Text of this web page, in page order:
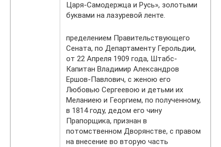
Царя-Самодержца и Русь», золотыми
буквами на лазуревой ленте.
пределением Правительствующего
Сената, по Департаменту Герольдии,
от 22 Апреля 1909 года, Штабс-
Капитан Владимир Александров
Ершов-Павлович, с женою его
Любовью Сергеевою и детьми их
Меланиею и Георгием, по полученному,
в 1814 году, дедом его чину
Прапорщика, признан в
потомственном Дворянстве, с правом
на внесение во вторую часть